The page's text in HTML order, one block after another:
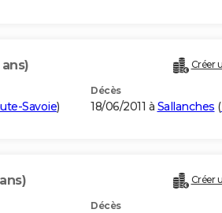
Créer
Savoie)
Décès
18/06/2011 à Sallanches (
Créer
Décès